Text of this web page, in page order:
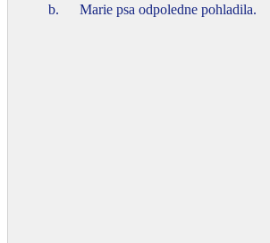
b.
Marie psa odpoledne pohladila.